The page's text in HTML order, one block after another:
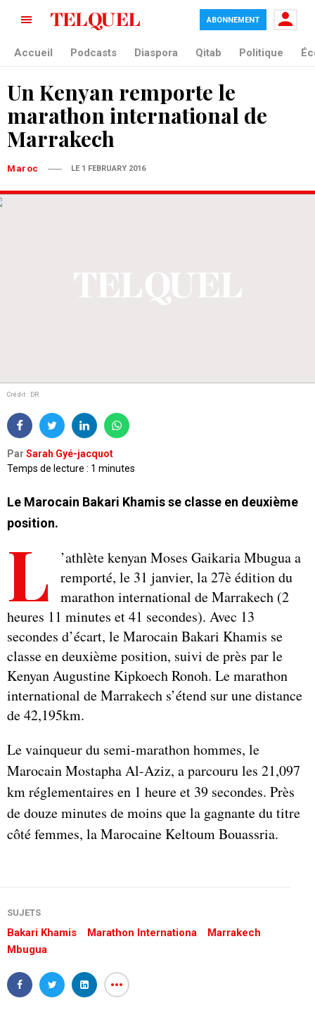
ABONNEMENT
Accueil Podcasts Diaspora Qitab Politique
Un Kenyan remporte le
marathon international de
Marrakech
Maroc LE 1 FEBRUARY 2016
Crédit : DR
Par Sarah Gyé-jacquot
Temps de lecture : 1 minutes
Le Marocain Bakari Khamis se classe en deuxième
position.
L
’athlète kenyan Moses Gaikaria Mbugua a
remporté, le 31 janvier, la 27è édition du
marathon international de Marrakech (2
heures 11 minutes et 41 secondes). Avec 13
secondes d’écart, le Marocain Bakari Khamis se
classe en deuxième position, suivi de près par le
Kenyan Augustine Kipkoech Ronoh. Le marathon
international de Marrakech s’étend sur une distance
de 42,195km.
Le vainqueur du semi-marathon hommes, le
Marocain Mostapha Al-Aziz, a parcouru les 21,097
km réglementaires en 1 heure et 39 secondes. Près
de douze minutes de moins que la gagnante du titre
côté femmes, la Marocaine Keltoum Bouassria.
SUJETS
Bakari Khamis Marathon Internationa
Marrakech
Mbugua